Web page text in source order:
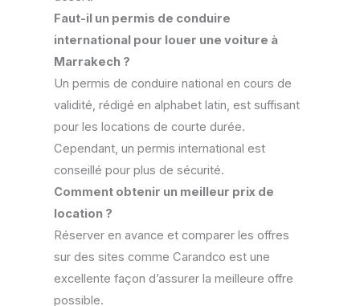
Faut-il un permis de conduire
international pour louer une voiture à
Marrakech ?
Un permis de conduire national en cours de
validité, rédigé en alphabet latin, est suffisant
pour les locations de courte durée.
Cependant, un permis international est
conseillé pour plus de sécurité.
Comment obtenir un meilleur prix de
location ?
Réserver en avance et comparer les offres
sur des sites comme Carandco est une
excellente façon d’assurer la meilleure offre
possible.